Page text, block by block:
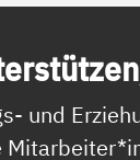
und